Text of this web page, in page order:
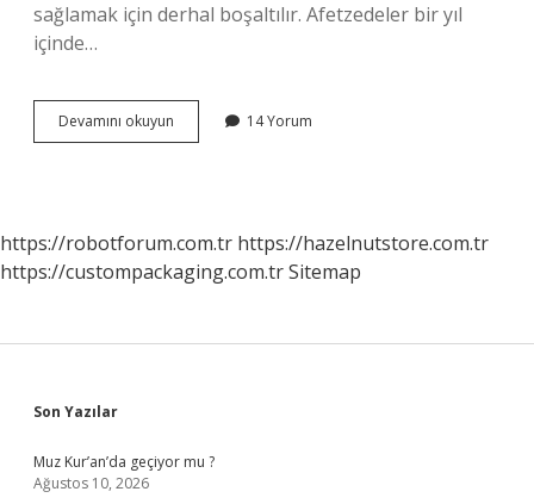
sağlamak için derhal boşaltılır. Afetzedeler bir yıl
içinde…
Devamını okuyun
Hasarlı
Mi
14 Yorum
https://robotforum.com.tr https://hazelnutstore.com.tr
https://custompackaging.com.trSitemap
Sidebar
Son Yazılar
Muz Kur’an’da geçiyor mu ?
Ağustos 10, 2026